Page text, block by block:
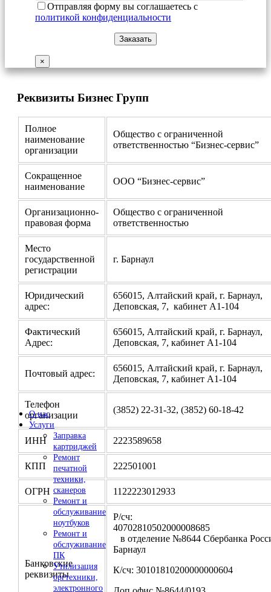
О нас
Услуги
Заправка
картриджей
Ремонт
печатной
техники,
сканеров
Ремонт и
обслуживание
ноутбуков
Ремонт и
обслуживание
ПК
Утилизация
оргтехники,
электронного
Отправляя форму вы соглашаетесь с
политикой конфиденциальности
×
Реквизиты Бизнес Групп
Полное
наименование
организации
Общество с ограниченной
ответственностью “Бизнес-сервис”
Сокращенное
наименование
ООО “Бизнес-сервис”
Организационно-
правовая форма
Общество с ограниченной
ответственностью
Место
государственной
регистрации
г. Барнаул
Юридический
адрес:
656015, Алтайский край, г. Барнаул,
Деповская, 7, кабинет А1-104
Фактический
Адрес:
656015, Алтайский край, г. Барнаул,
Деповская, 7, кабинет А1-104
Почтовый адрес:
656015, Алтайский край, г. Барнаул,
Деповская, 7, кабинет А1-104
Телефон
организации
(3852) 22-31-32, (3852) 60-18-42
ИНН 2223589658
КПП 222501001
ОГРН 1122223012933
Банковские
реквизиты
Р/сч:
в отделение №8644 Сбербанка
Барнаул
К/сч: 30101810200000000604